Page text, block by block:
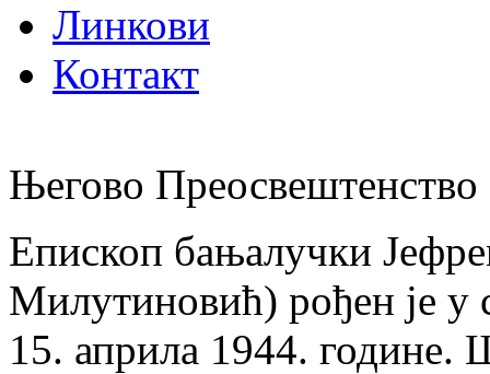
Линкови
Контакт
Његово
Епископ бањалучки
Милутиновић) рођен је у
15. априла 1944. године.